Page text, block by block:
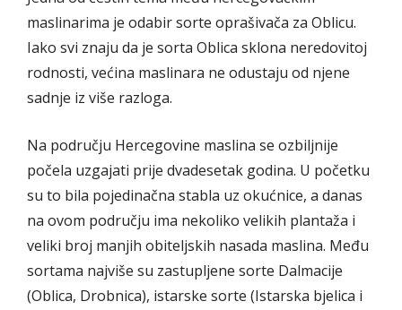
maslinarima je odabir sorte oprašivača za Oblicu.
Iako svi znaju da je sorta Oblica sklona neredovitoj
rodnosti, većina maslinara ne odustaju od njene
sadnje iz više razloga.
Na području Hercegovine maslina se ozbiljnije
počela uzgajati prije dvadesetak godina. U početku
su to bila pojedinačna stabla uz okućnice, a danas
na ovom području ima nekoliko velikih plantaža i
veliki broj manjih obiteljskih nasada maslina. Među
sortama najviše su zastupljene sorte Dalmacije
(Oblica, Drobnica), istarske sorte (Istarska bjelica i